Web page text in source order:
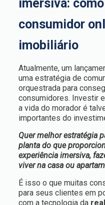
imersiva:
consumidor
imobiliário
Atualmente, um
uma estratégia de
orquestrada para
consumidores. Investir
a vida do morador é
importantes do
Quer melhor estratégia
planta do que
experiência imersiva,
viver na casa ou
É isso o que muitas
para seus clientes em
com a tecnologia da